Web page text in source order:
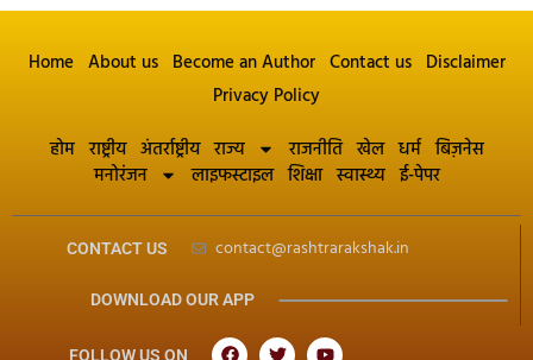
Home About us Become an Author Contact us Disclaimer
Privacy Policy
होम राष्ट्रीय अंतर्राष्ट्रीय राज्य राजनीति खेल धर्म बिज़नेस
मनोरंजन
लाइफस्टाइल शिक्षा स्वास्थ्य ई-पेपर
CONTACT US contact@rashtrarakshak.in
DOWNLOAD OUR APP
FOLLOW US ON